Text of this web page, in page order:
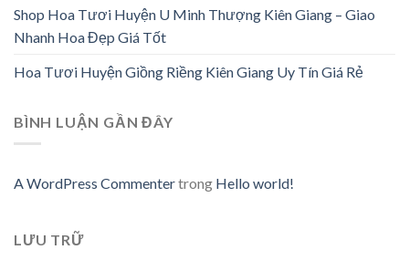
Shop Hoa Tươi Huyện U Minh Thượng Kiên Giang – Giao
Nhanh Hoa Đẹp Giá Tốt
Hoa Tươi Huyện Giồng Riềng Kiên Giang Uy Tín Giá Rẻ
BÌNH LUẬN GẦN ĐÂY
A WordPress Commentertrong Hello world!
LƯU TRỮ